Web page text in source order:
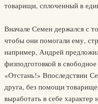
товарищи, сплоченный в
Вначале Семен держался с
чтобы они помогали ему,
например, Андрей
физподготовкой в
«Отстань!» Впоследствии
друга, без помощи
выработать в себе